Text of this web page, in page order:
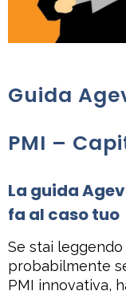
Guida
PMI –
La guida
fa al caso tuo
Se stai
probabilmente
PMI innovativa,